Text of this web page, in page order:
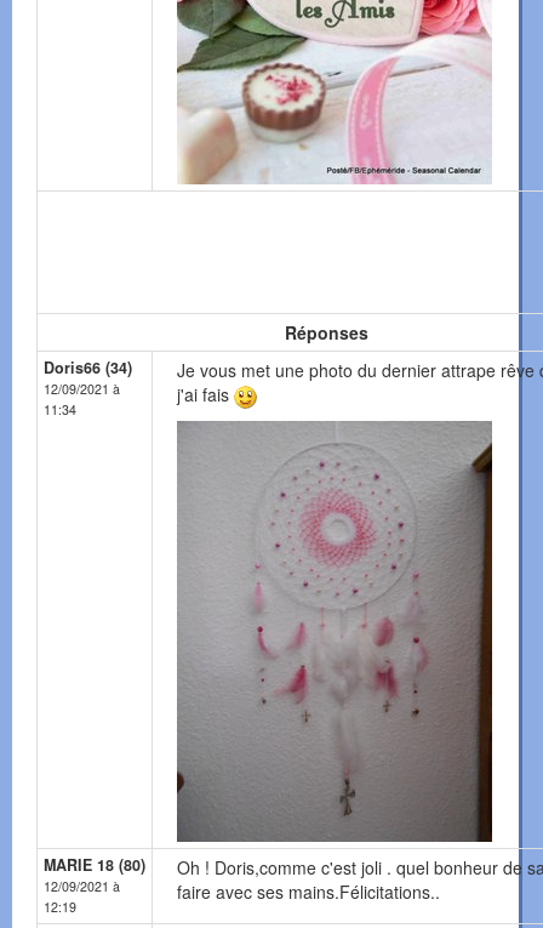
Réponses
Doris66 (34)
12/09/2021 à
11:34
Je vous met une photo du dernier attrape rêve
j'ai fais
MARIE 18 (80)
12/09/2021 à
12:19
Oh ! Doris,comme c'est joli . quel bonheur de
faire avec ses mains.Félicitations..